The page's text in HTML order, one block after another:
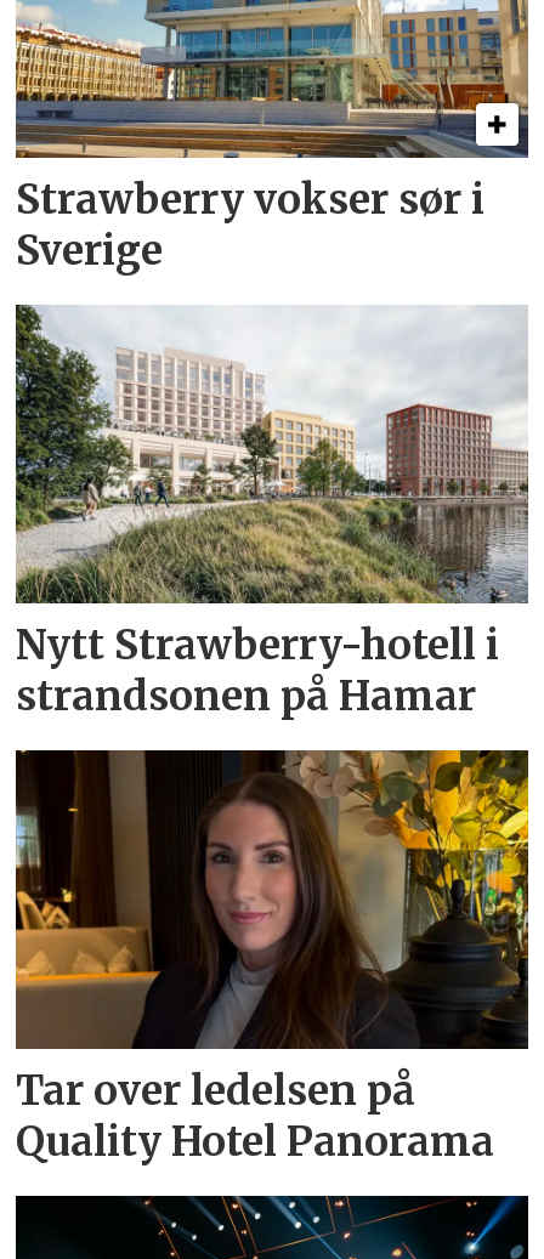
Strawberry vokser sør i
Sverige
Nytt Strawberry-hotell i
strandsonen på Hamar
Tar over ledelsen på
Quality Hotel Panorama